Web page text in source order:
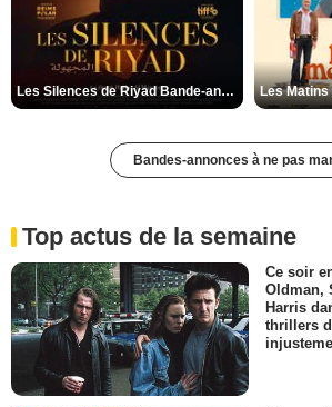
Les Silences de Riyad Bande-annonce VO STFR
Bandes-annonces à ne pas
Top actus de la semaine
Ce soir
Oldman,
Harris
thrillers